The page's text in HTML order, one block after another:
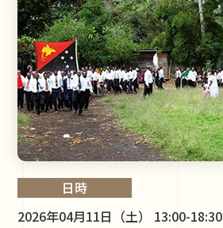
日時
2026年04月11日（土） 13:00-18:30